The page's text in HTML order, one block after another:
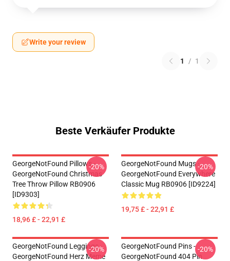
Write your review
1 / 1
Beste Verkäufer Produkte
GeorgeNotFound Pillows -
GeorgeNotFound Christmas
Tree Throw Pillow RB0906
[ID9303]
18,96 £ - 22,91 £
-20%
GeorgeNotFound Mugs -
GeorgeNotFound Everywhere
Classic Mug RB0906 [ID9224]
19,75 £ - 22,91 £
-20%
GeorgeNotFound Leggings -
GeorgeNotFound Herz Meme
-20%
GeorgeNotFound Pins -
GeorgeNotFound 404 Pin
-20%